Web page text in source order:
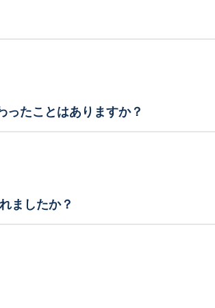
ったことはありますか？
ましたか？